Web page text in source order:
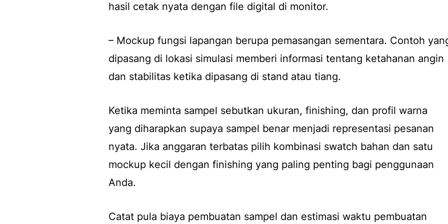
hasil cetak nyata dengan file digital di monitor.
– Mockup fungsi lapangan berupa pemasangan sementara. Contoh
dipasang di lokasi simulasi memberi informasi tentang ketahanan angin
dan stabilitas ketika dipasang di stand atau tiang.
Ketika meminta sampel sebutkan ukuran, finishing, dan profil warna
yang diharapkan supaya sampel benar menjadi representasi pesanan
nyata. Jika anggaran terbatas pilih kombinasi swatch bahan dan satu
mockup kecil dengan finishing yang paling penting bagi penggunaan
Anda.
Catat pula biaya pembuatan sampel dan estimasi waktu pembuatan